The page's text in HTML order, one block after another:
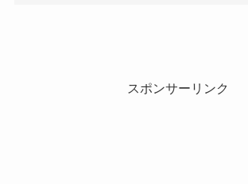
スポンサーリンク